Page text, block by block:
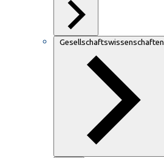
Gesellschaftswissenschaften